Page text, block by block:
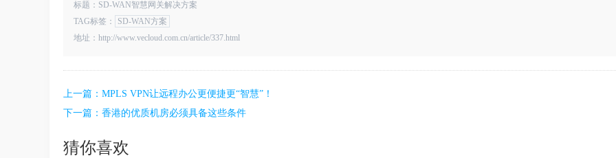
标题：SD-WAN智慧网关解决方案
TAG标签：
SD-WAN方案
地址：http://www.vecloud.com.cn/article/337.html
上一篇： MPLS VPN让远程办公更便捷更“智慧”！
下一篇： 香港的优质机房必须具备这些条件
猜你喜欢